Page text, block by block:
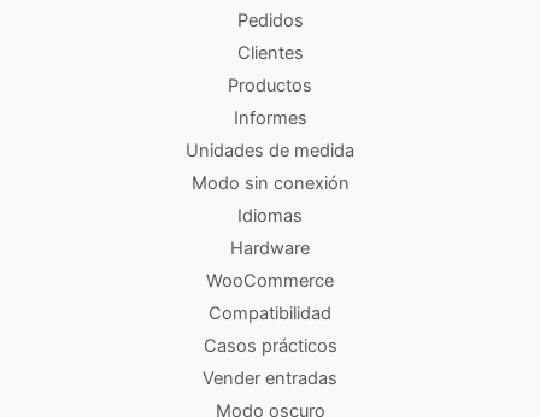
Pedidos
Clientes
Productos
Informes
Unidades de medida
Modo sin conexión
Idiomas
Hardware
WooCommerce
Compatibilidad
Casos prácticos
Vender entradas
Modo oscuro